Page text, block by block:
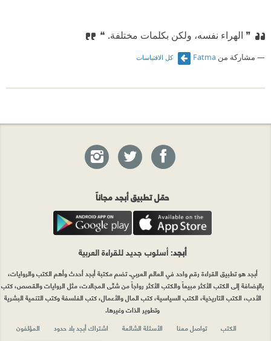
❞ الهراء نفسه، ولكن بكلمات مختلفة. ❝
مشاركة من Fatma كل الاقتباسات
حمّل تطبيق أبجد مجاناً
أبجد: أسلوب جديد للقراءة العربية
أبجد هو تطبيق القراءة رقم واحد في العالم العربي. تضم مكتبة أبجد أحدث وأهم الكتب والروايات،
بالإضافة إلى الكتب الأكثر مبيعاً والكتب الأكثر رواجاً من شتّى المجالات، مثل الروايات والقصص، كتب
الأدب، الكتب التاريخية، الكتب السياسية، كتب المال والأعمال، كتب الفلسفة وكتب التنمية البشرية
وتطوير الذات وغيرها.
الكتب
تواصل معنا الأسئلة الشائعة اشتراك أبجد بلا حدود المؤلفون